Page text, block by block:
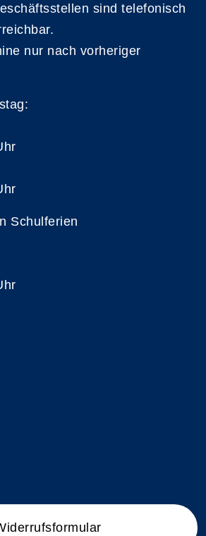
sind telefonisch
nur nach vorheriger
Schulferien